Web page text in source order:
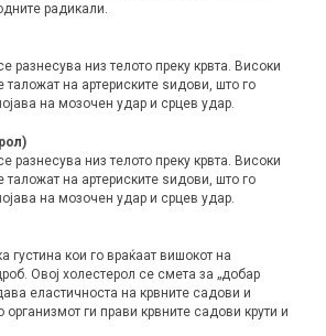
радикали.
разнесува низ телото преку крвта. Високи
таложат на артериските ѕидови, што го
на мозочен удар и срцев удар.
разнесува низ телото преку крвта. Високи
таложат на артериските ѕидови, што го
на мозочен удар и срцев удар.
густина кои го враќаат вишокот на
Овој холестерол се смета за „добар
еластичноста на крвните садови и
организмот ги прави крвните садови крути и